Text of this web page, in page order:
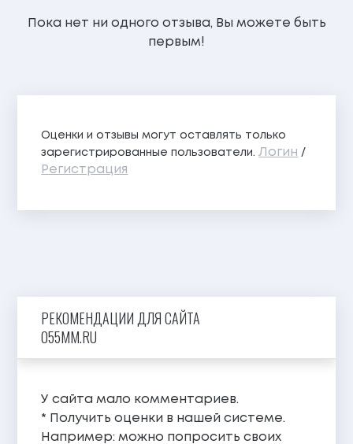
Пока нет ни одного отзыва, Вы можете быть
первым!
Оценки и отзывы могут оставлять только
зарегистрированные пользователи.Логин /
Регистрация
РЕКОМЕНДАЦИИ ДЛЯ САЙТА
055MM.RU
У сайта мало комментариев.
* Получить оценки в нашей системе.
Например: можно попросить своих